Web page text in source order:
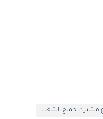
مشترك جميع الشعب